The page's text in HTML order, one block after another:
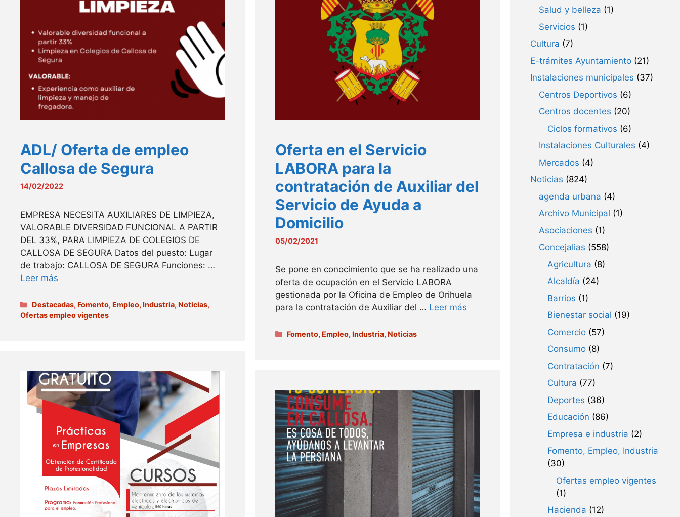
ADL/ Oferta de empleo
Callosa de Segura
14/02/2022
EMPRESA NECESITA AUXILIARES DE LIMPIEZA,
VALORABLE DIVERSIDAD FUNCIONAL A PARTIR
DEL 33%, PARA LIMPIEZA DE COLEGIOS DE
CALLOSA DE SEGURA Datos del puesto: Lugar
de trabajo: CALLOSA DE SEGURA Funciones: …
Leer más
Categorías
Destacadas, Fomento, Empleo, Industria, Noticias,
Ofertas empleo vigentes
Oferta en el Servicio
LABORA para la
contratación de Auxiliar del
Servicio de Ayuda a
Domicilio
05/02/2021
Se pone en conocimiento que se ha realizado una
oferta de ocupación en el Servicio LABORA
gestionada por la Oficina de Empleo de Orihuela
para la contratación de Auxiliar del … Leer más
Categorías
Fomento, Empleo, Industria, Noticias
Salud y belleza (1)
Servicios (1)
Cultura (7)
E-trámites Ayuntamiento (21)
Instalaciones municipales (37)
Centros Deportivos (6)
Centros docentes (20)
Ciclos formativos (6)
Instalaciones Culturales (4)
Mercados (4)
Noticias (824)
agenda urbana (4)
Archivo Municipal (1)
Asociaciones (1)
Concejalias (558)
Agricultura (8)
Alcaldía (24)
Barrios (1)
Bienestar social (19)
Comercio (57)
Consumo (8)
Contratación (7)
Cultura (77)
Deportes (36)
Educación (86)
Empresa e industria (2)
Fomento, Empleo, Industria
(30)
Ofertas empleo vigentes
(1)
Hacienda (12)